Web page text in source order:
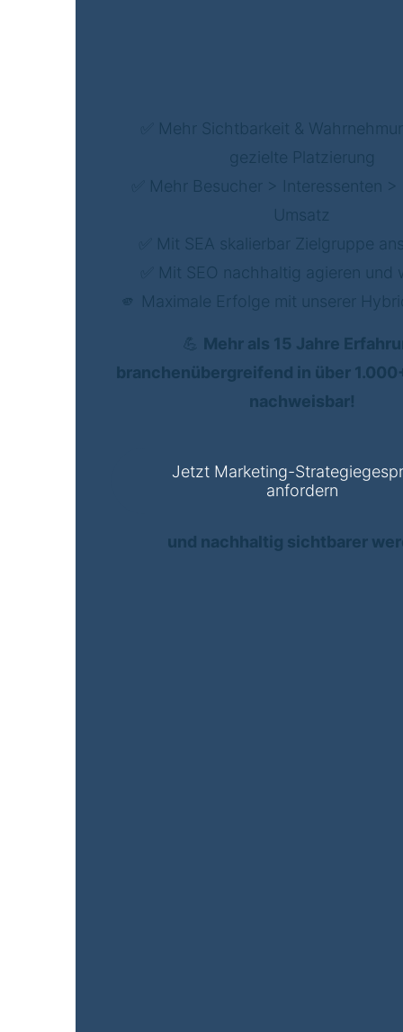
✅ Mehr Sichtbarkeit &
gezielte Platzierung
✅ Mehr Besucher > Interessenten
Umsatz
✅ Mit SEA skalierbar Zielgruppe
✅ Mit SEO nachhaltig agieren und
🫵 Maximale Erfolge mit unserer
💪 Mehr als 15 Jahre
branchenübergreifend in über
nachweisbar!
Jetzt Marketing-
anfordern
und nachhaltig sichtbarer